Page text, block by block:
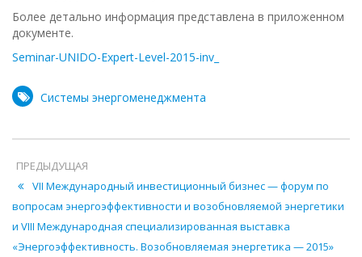
Более детально информация представлена в приложенном
документе.
Seminar-UNIDO-Expert-Level-2015-inv_
Системы энергоменеджмента
ПРЕДЫДУЩАЯ
VІІ Международный инвестиционный бизнес — форум по
вопросам энергоэффективности и возобновляемой энергетики
и VIІІ Международная специализированная выставка
«Энергоэффективность. Возобновляемая энергетика — 2015»